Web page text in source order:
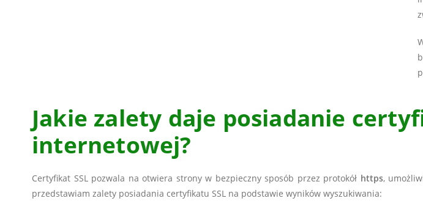
Jakie zalety daje posiadanie
internetowej?
Certyfikat SSL pozwala na otwiera strony w bezpieczny sposób przez protokół https,
przedstawiam zalety posiadania certyfikatu SSL na podstawie wyników wyszukiwania: